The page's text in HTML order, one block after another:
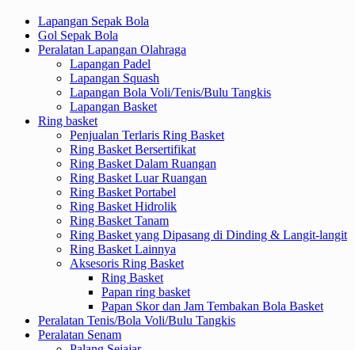
Lapangan Sepak Bola
Gol Sepak Bola
Peralatan Lapangan Olahraga
Lapangan Padel
Lapangan Squash
Lapangan Bola Voli/Tenis/Bulu Tangkis
Lapangan Basket
Ring basket
Penjualan Terlaris Ring Basket
Ring Basket Bersertifikat
Ring Basket Dalam Ruangan
Ring Basket Luar Ruangan
Ring Basket Portabel
Ring Basket Hidrolik
Ring Basket Tanam
Ring Basket yang Dipasang di Dinding & Langit-langit
Ring Basket Lainnya
Aksesoris Ring Basket
Ring Basket
Papan ring basket
Papan Skor dan Jam Tembakan Bola Basket
Peralatan Tenis/Bola Voli/Bulu Tangkis
Peralatan Senam